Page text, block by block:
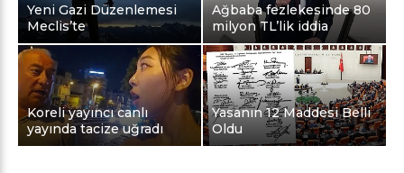
Yeni Gazi Düzenlemesi
Meclis’te
Ağbaba fezlekesinde 80
milyon TL’lik iddia
Koreli yayıncı canlı
yayında tacize uğradı
Yasanın 12 Maddesi Belli
Oldu